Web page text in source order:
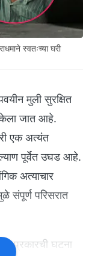
स्वतःच्या घरी
मुली सुरक्षित
जात आहे.
एक अत्यंत
पूर्वेत उघड आहे.
अत्याचार
संपूर्ण परिसरात
प्रकारची घटना